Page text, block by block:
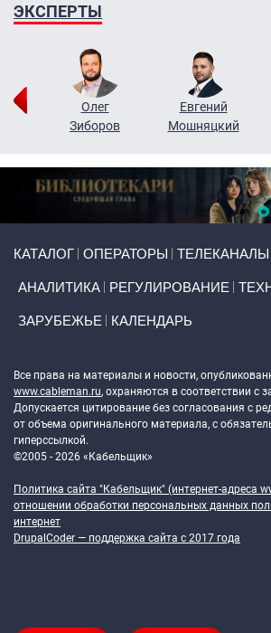
ЭКСПЕРТЫ
Олег
Зиборов
Евгений
Мошняцкий
КАТАЛОГ ОПЕРАТОРЫ ТЕЛЕКАНАЛЫ
АНАЛИТИКА РЕГУЛИРОВАНИЕ
ЗАРУБЕЖЬЕ КАЛЕНДАРЬ
Все права на материалы и новости,
www.cableman.ru, охраняются в соответствии с
Допускается цитирование без согласования с
от объема оригинального материала, с
гиперссылкой.
©2005 - 2026 «Кабельщик»
Политика сайта "Кабельщик" (интернет-адреса
отношении обработки персональных данных
интернет
DrupalCoder — поддержка сайта c 2017 года